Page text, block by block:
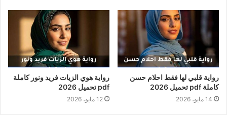
رواية قلبي لها فقط احلام حسن
كاملة pdf تحميل 2026
14 مايو، 2026
رواية هوي الزيات فريد ونور كاملة
pdf تحميل 2026
12 مايو، 2026